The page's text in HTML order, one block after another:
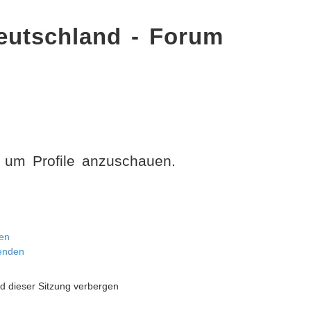
- Forum
Profile anzuschauen.
dieser Sitzung verbergen